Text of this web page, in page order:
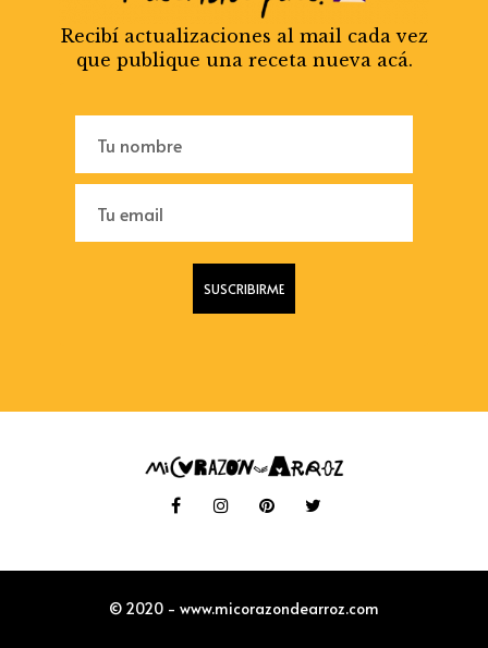
Recibí actualizaciones al mail cada vez
que publique una receta nueva acá.
© 2020 - www.micorazondearroz.com